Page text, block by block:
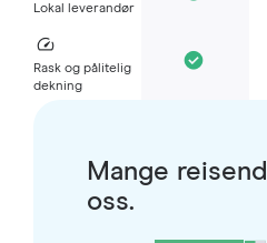
Lokal leverandør
Rask og pålitelig
dekning
Mange
oss.